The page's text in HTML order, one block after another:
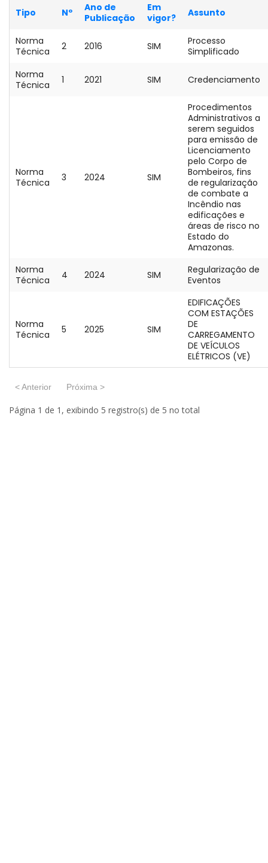
Tipo Nº
Ano de
Publicação
Em
vigor?
Assunto
Norma
Técnica
2 2016 SIM
Processo
Simplificado
Norma
Técnica
1 2021 SIM Credenciamento
Norma
Técnica
3 2024 SIM
Procedimentos
Administrativos a
serem seguidos
para emissão de
Licenciamento
pelo Corpo de
Bombeiros, fins
de regularização
de combate a
Incêndio nas
edificações e
áreas de risco no
Estado do
Amazonas.
Norma
Técnica
4 2024 SIM
Regularização de
Eventos
Norma
Técnica
5 2025 SIM
EDIFICAÇÕES
COM ESTAÇÕES
DE
CARREGAMENTO
DE VEÍCULOS
ELÉTRICOS (VE)
< Anterior Próxima >
Página 1 de 1, exibindo 5 registro(s) de 5 no total